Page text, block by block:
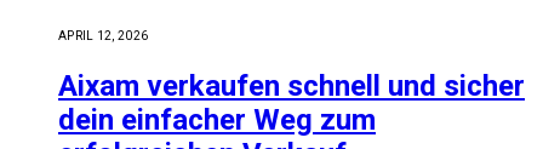
APRIL 12, 2026
Aixam verkaufen schnell und sicher
dein einfacher Weg zum